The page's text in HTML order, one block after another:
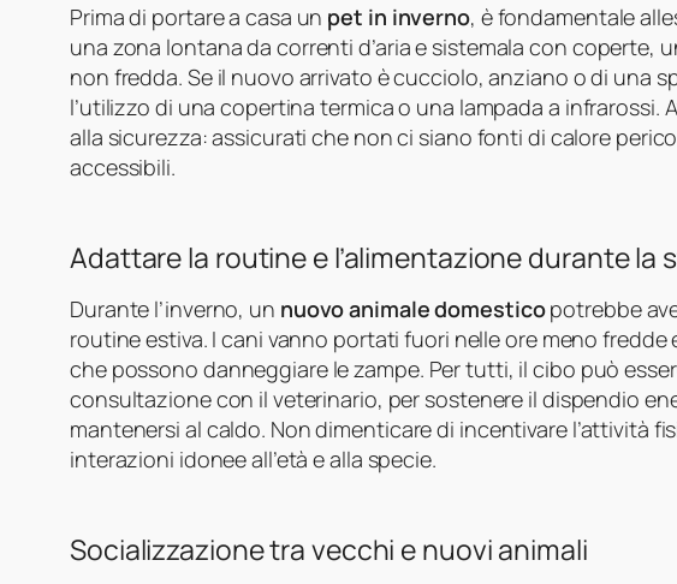
Prima di portare a casa un pet in inverno, è fondamentale
una zona lontana da correnti d’aria e sistemala con coperte,
non fredda. Se il nuovo arrivato è cucciolo, anziano o di una
l’utilizzo di una copertina termica o una lampada a
alla sicurezza: assicurati che non ci siano fonti di calore
accessibili.
Adattare la routine e l’alimentazione durante la
Durante l’inverno, un nuovo animale domesticopotrebbe
routine estiva. I cani vanno portati fuori nelle ore meno
che possono danneggiare le zampe. Per tutti, il cibo può
consultazione con il veterinario, per sostenere il dispendio
mantenersi al caldo. Non dimenticare di incentivare l’attività
interazioni idonee all’età e alla specie.
Socializzazione tra vecchi e nuovi animali